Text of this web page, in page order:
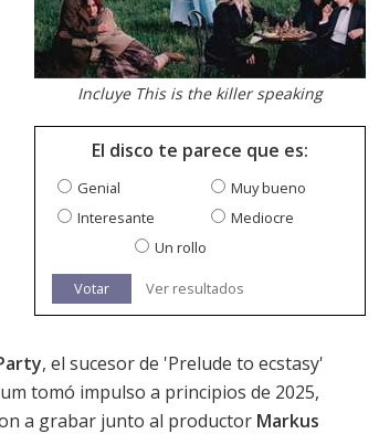
Incluye This is the killer speaking
El disco te parece que es:
Genial
Muy bueno
Interesante
Mediocre
Un rollo
Votar Ver resultados
, el sucesor de 'Prelude to ecstasy'
tomó impulso a principios de 2025,
a grabar junto al productor Markus